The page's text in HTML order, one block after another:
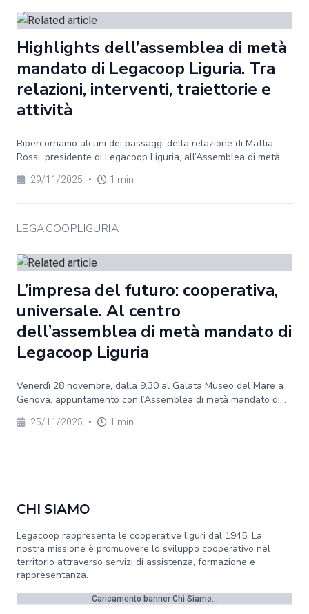
Highlights dell’assemblea di metà
mandato di Legacoop Liguria. Tra
relazioni, interventi, traiettorie e
attività
Ripercorriamo alcuni dei passaggi della relazione di Mattia
Rossi, presidente di Legacoop Liguria, all’Assemblea di metà...
29/11/2025 • 1 min
LEGACOOPLIGURIA
L’impresa del futuro: cooperativa,
universale. Al centro
dell’assemblea di metà mandato di
Legacoop Liguria
Venerdì 28 novembre, dalla 9.30 al Galata Museo del Mare a
Genova, appuntamento con l’Assemblea di metà mandato di...
25/11/2025 • 1 min
CHI SIAMO
Legacoop rappresenta le cooperative liguri dal 1945. La
nostra missione è promuovere lo sviluppo cooperativo nel
territorio attraverso servizi di assistenza, formazione e
rappresentanza.
Caricamento banner Chi Siamo...